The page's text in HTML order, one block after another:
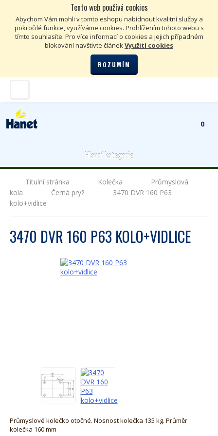
Tento web používá cookies
Abychom Vám mohli v tomto eshopu nabídnout kvalitní služby a
pokročilé funkce, využíváme cookies. Prohlížením tohoto webu s
tímto souhlasíte. Pro více informací o cookies a jejich případném
blokování navštivte článekVyužití cookies
ROZUMÍM
€
0
Hlavní kategorie
Titulní stránka Kolečka
Průmyslová
kola
Černá pryž
3470 DVR 160 P63
kolo+vidlice
3470 DVR 160 P63 KOLO+VIDLICE
Průmyslové kolečko otočné. Nosnost kolečka 135 kg. Průměr
kolečka 160 mm